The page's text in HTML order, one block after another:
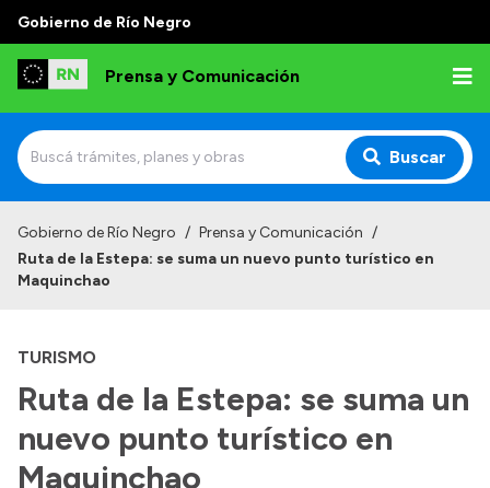
Gobierno de Río Negro
Prensa y Comunicación
Buscar
Institucional
Referentes de prensa
Archivo de noticias
Gobierno de Río Negro / Prensa y Comunicación /
Ruta de la Estepa: se suma un nuevo punto turístico en
Maquinchao
TURISMO
Ruta de la Estepa: se suma un
nuevo punto turístico en
Maquinchao